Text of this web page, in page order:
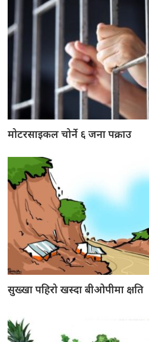
मोटरसाइकल चोर्ने ६ जना पक्राउ
सुख्खा पहिरो खस्दा बीओपीमा क्षति